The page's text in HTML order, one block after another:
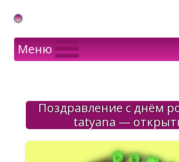
Gif Открытки в подарок
Меню
Поздравление с днём
tatyana —